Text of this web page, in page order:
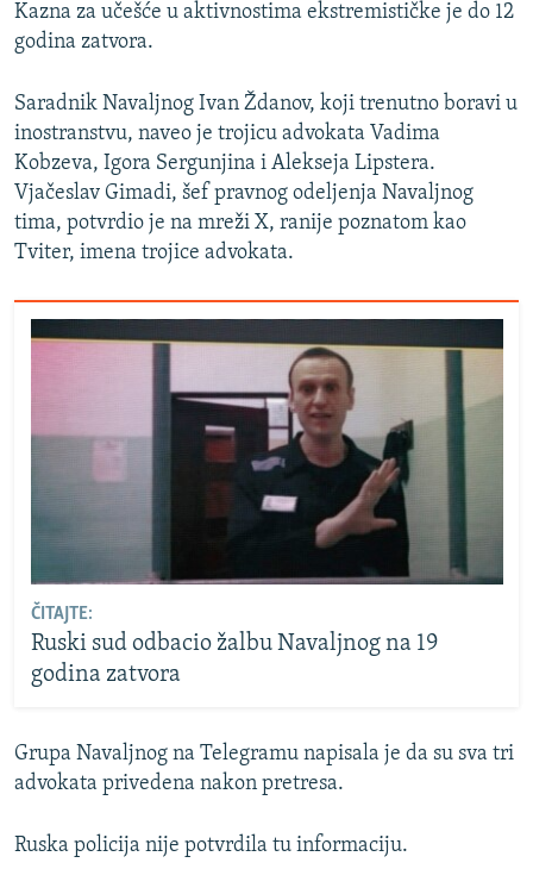
Kazna za učešće u aktivnostima ekstremističke je do 12
godina zatvora.
Saradnik Navaljnog Ivan Ždanov, koji trenutno boravi u
inostranstvu, naveo je trojicu advokata Vadima
Kobzeva, Igora Sergunjina i Alekseja Lipstera.
Vjačeslav Gimadi, šef pravnog odeljenja Navaljnog
tima, potvrdio je na mreži X, ranije poznatom kao
Tviter, imena trojice advokata.
ČITAJTE:
Ruski sud odbacio žalbu Navaljnog na 19
godina zatvora
Grupa Navaljnog na Telegramu napisala je da su sva tri
advokata privedena nakon pretresa.
Ruska policija nije potvrdila tu informaciju.